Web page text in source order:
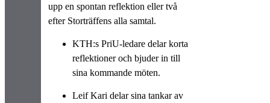
upp en spontan reflektion eller två
efter Storträffens alla samtal.
KTH:s PriU-ledare delar korta
reflektioner och bjuder in till
sina kommande möten.
Leif Kari delar sina tankar av